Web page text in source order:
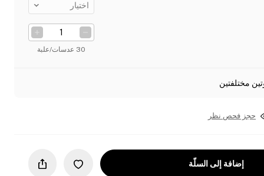
اختيار
30 عدسات/علبة
مختلفتين
حجز فحص نظر
إضافة إلى السلّة